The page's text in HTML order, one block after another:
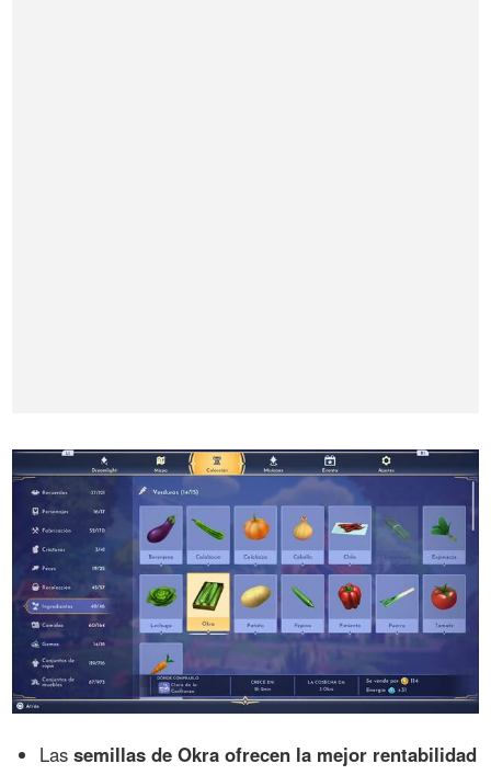
Lassemillas de Okra ofrecen la mejor rentabilidad